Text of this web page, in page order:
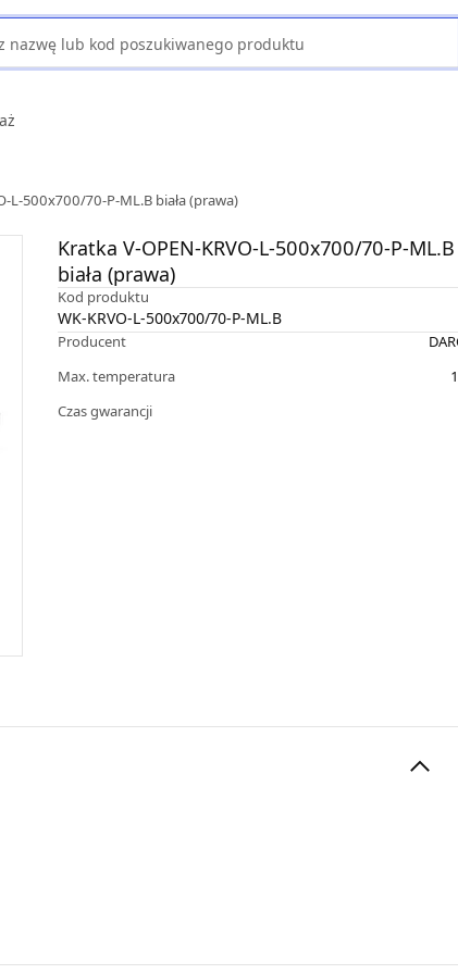
L-500x700/70-P-ML.B biała (prawa)
Kratka V-OPEN-KRVO-L-500x700/70-P-ML.B
biała (prawa)
Kod produktu
WK-KRVO-L-500x700/70-P-ML.B
Producent
Max. temperatura
Czas gwarancji